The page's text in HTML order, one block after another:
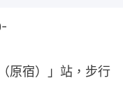
原宿）」站，步行